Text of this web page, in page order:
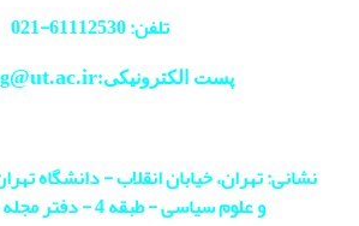
تلفن: 61112530-
021
پست الکترونیکی:lawmag@ut.ac.ir
نشانی: تهران، خیابان انقلاب - دانشگاه
و علوم سیاسی - طبقه 4 - دفتر مجله - اتاق 413